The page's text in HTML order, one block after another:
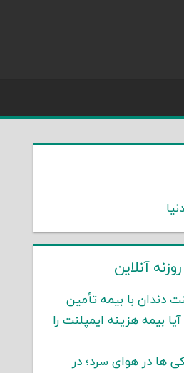
آنلاین
دندان با بیمه تأمین
1405 | آیا بیمه هزینه ایمپلنت را
ها در هوای سرد؛ در